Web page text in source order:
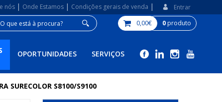
nós | Onde Estamos | Condições gerais de venda |
Entrar
0,00€
0 produto
OPORTUNIDADES SERVIÇOS
SURECOLOR S8100/S9100